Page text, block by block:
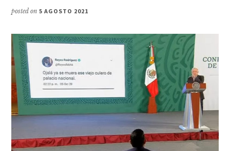
posted on5 AGOSTO 2021